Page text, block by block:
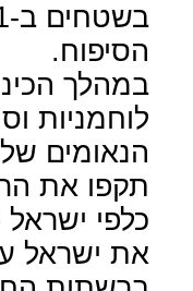
הסיפוח.
במהלך
לוחמניות
הנאומים
תקפו את
כלפי
את ישראל